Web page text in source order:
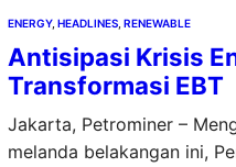
ENERGY, HEADLINES, RENEWABLE
Antisipasi Krisis
Transformasi EBT
Jakarta, Petrominer –
melanda belakangan ini,